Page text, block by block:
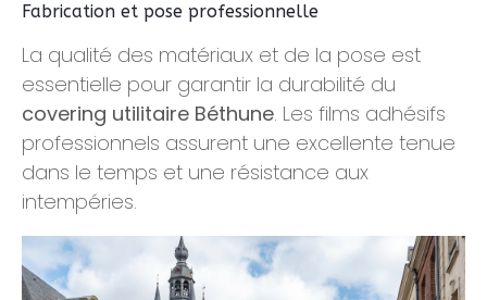
Fabrication et pose professionnelle
La qualité des matériaux et de la pose est
essentielle pour garantir la durabilité du
covering utilitaire Béthune. Les films adhésifs
professionnels assurent une excellente tenue
dans le temps et une résistance aux
intempéries.